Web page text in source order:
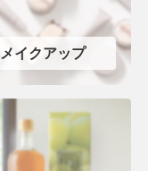
メイクアップ